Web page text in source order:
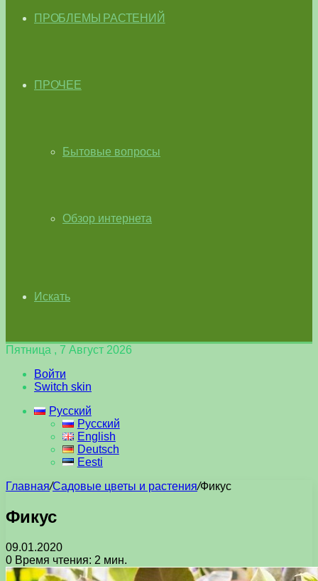
ПРОБЛЕМЫ РАСТЕНИЙ
ПРОЧЕЕ
Бытовые вопросы
Обзор интернета
Искать
Пятница , 7 Август 2026
Войти
Switch skin
Русский
Русский
English
Deutsch
Eesti
Главная/Садовые цветы и растения/Фикус
Фикус
09.01.2020
0 Время чтения: 2 мин.